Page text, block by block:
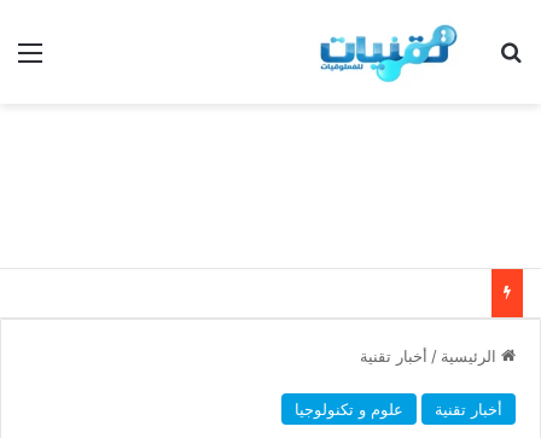
بحث عن
الرئيسية / أخبار تقنية
أخبار تقنية علوم و تكنولوجيا